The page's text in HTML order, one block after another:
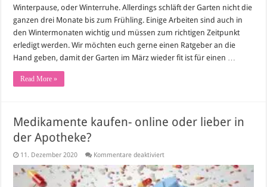
Winterpause, oder Winterruhe. Allerdings schläft der Garten nicht die
ganzen drei Monate bis zum Frühling. Einige Arbeiten sind auch in
den Wintermonaten wichtig und müssen zum richtigen Zeitpunkt
erledigt werden. Wir möchten euch gerne einen Ratgeber an die
Hand geben, damit der Garten im März wieder fit ist für einen …
Read More »
Medikamente kaufen- online oder lieber in
der Apotheke?
11. Dezember 2020 Kommentare deaktiviertfür
kaufen-
online